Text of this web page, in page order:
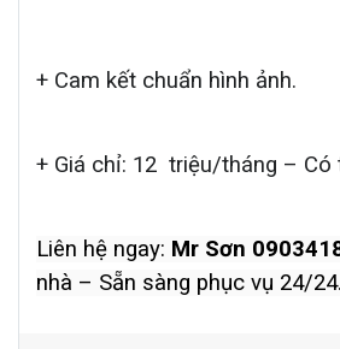
+ Cam kết chuẩn hình ảnh.
+ Giá chỉ: 12 triệu/tháng – Có
Liên hệ ngay: Mr Sơn
nhà – Sẵn sàng phục vụ 24/24.